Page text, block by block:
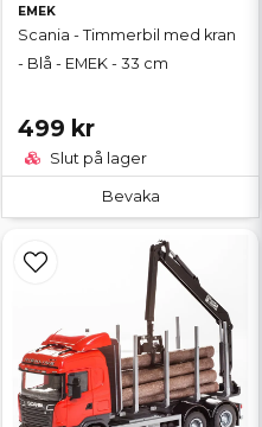
EMEK
Scania - Timmerbil med kran
- Blå - EMEK - 33 cm
499 kr
Slut på lager
Bevaka